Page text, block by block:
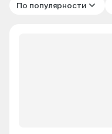
По популярности